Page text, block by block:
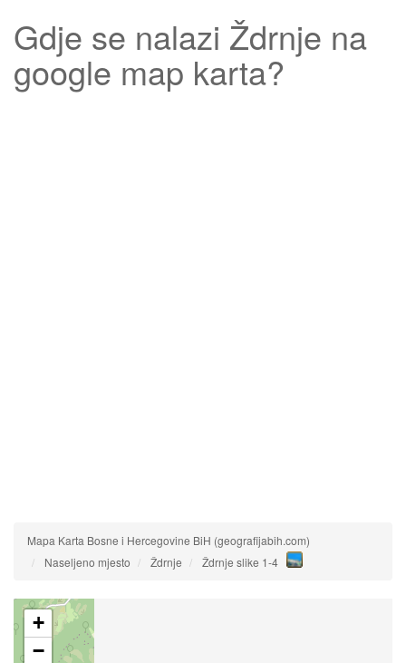
Gdje se nalazi Ždrnje na
google map karta?
Mapa Karta Bosne i Hercegovine BiH (geografijabih.com)
Naseljeno mjesto
Ždrnje Ždrnje slike 1-4
+
−